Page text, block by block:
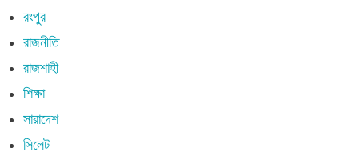
রংপুর
রাজনীতি
রাজশাহী
শিক্ষা
সারাদেশ
সিলেট